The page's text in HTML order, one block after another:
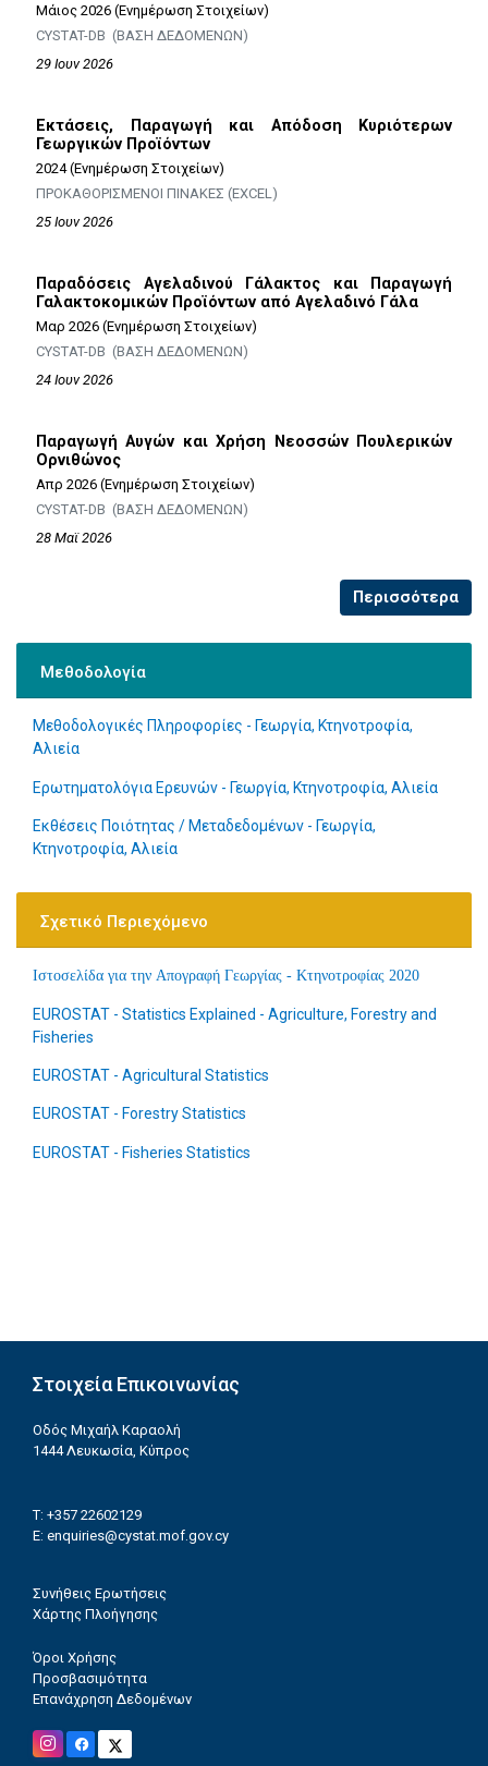
Μάιος 2026 (Ενημέρωση Στοιχείων)
CYSTAT-DB (ΒΑΣΗ ΔΕΔΟΜΕΝΩΝ)
29 Ιουν 2026
Εκτάσεις, Παραγωγή και Απόδοση Κυριότερων
Γεωργικών Προϊόντων
2024 (Ενημέρωση Στοιχείων)
ΠΡΟΚΑΘΟΡΙΣΜΕΝΟΙ ΠΙΝΑΚΕΣ (EXCEL)
25 Ιουν 2026
Παραδόσεις Αγελαδινού Γάλακτος και Παραγωγή
Γαλακτοκομικών Προϊόντων από Αγελαδινό Γάλα
Μαρ 2026 (Ενημέρωση Στοιχείων)
CYSTAT-DB (ΒΑΣΗ ΔΕΔΟΜΕΝΩΝ)
24 Ιουν 2026
Παραγωγή Αυγών και Χρήση Νεοσσών Πουλερικών
Ορνιθώνος
Απρ 2026 (Ενημέρωση Στοιχείων)
CYSTAT-DB (ΒΑΣΗ ΔΕΔΟΜΕΝΩΝ)
28 Μαϊ 2026
Περισσότερα
Μεθοδολογία
Μεθοδολογικές Πληροφορίες - Γεωργία, Κτηνοτροφία,
Αλιεία
Ερωτηματολόγια Ερευνών - Γεωργία, Κτηνοτροφία, Αλιεία
Εκθέσεις Ποιότητας / Μεταδεδομένων - Γεωργία,
Κτηνοτροφία, Αλιεία
Σχετικό Περιεχόμενο
Ιστοσελίδα για την Απογραφή Γεωργίας - Κτηνοτροφίας 2020
EUROSTAT - Statistics Explained - Agriculture, Forestry and
Fisheries
EUROSTAT - Agricultural Statistics
EUROSTAT - Forestry Statistics
EUROSTAT - Fisheries Statistics
Στοιχεία Επικοινωνίας
Οδός Μιχαήλ Καραολή
1444 Λευκωσία, Κύπρος
T: +357 22602129
E: enquiries@cystat.mof.gov.cy
Συνήθεις Ερωτήσεις
Χάρτης Πλοήγησης
Όροι Χρήσης
Προσβασιμότητα
Επανάχρηση Δεδομένων